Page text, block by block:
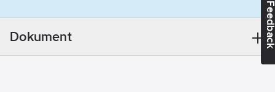
REACH
REACH
Dokument